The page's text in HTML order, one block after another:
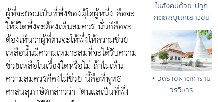
ผู้ที่จะยอมเป็นที่พึ่งของผู้ใดผู้หนึ่ง คือจะ
ให้ผู้ใดพึ่งจะต้องเห็นสมควร นั่นก็คือจะ
ต้องเห็นว่าผู้ที่ตนจะให้พึ่งให้ความช่วย
เหลือนั้นมีความเหมาะสมที่จะได้รับความ
ช่วยเหลือในเรื่องใดหรือไม่ ถ้าไม่เห็น
ความสมควรก็คงไม่ช่วย นี้คือที่พุทธ
ศาสนสุภาษิตกล่าวว่า "ตนแลเป็นที่พึ่ง
ในสังคมด้วย..ปลูก
กตัญญูเเก่เยาวชน
• วัดราชผาติการาม
วรวิหาร